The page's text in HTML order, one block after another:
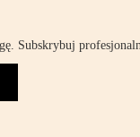
Subskrybuj